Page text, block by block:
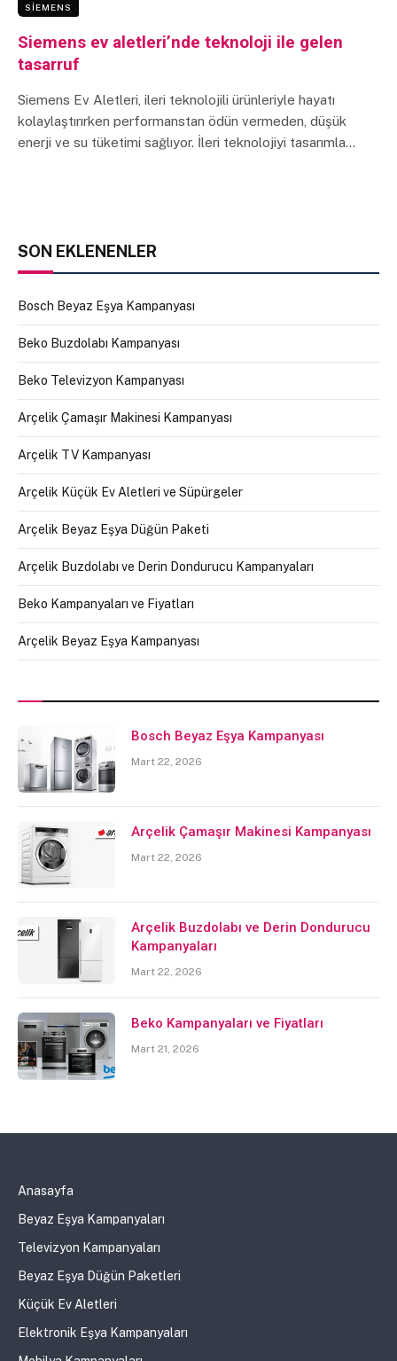
SIEMENS
Siemens ev aletleri’nde teknoloji ile gelen
tasarruf
Siemens Ev Aletleri, ileri teknolojili ürünleriyle hayatı
kolaylaştırırken performanstan ödün vermeden, düşük
enerji ve su tüketimi sağlıyor. İleri teknolojiyi tasarımla…
SON EKLENENLER
Bosch Beyaz Eşya Kampanyası
Beko Buzdolabı Kampanyası
Beko Televizyon Kampanyası
Arçelik Çamaşır Makinesi Kampanyası
Arçelik TV Kampanyası
Arçelik Küçük Ev Aletleri ve Süpürgeler
Arçelik Beyaz Eşya Düğün Paketi
Arçelik Buzdolabı ve Derin Dondurucu Kampanyaları
Beko Kampanyaları ve Fiyatları
Arçelik Beyaz Eşya Kampanyası
Bosch Beyaz Eşya Kampanyası
Mart 22, 2026
Arçelik Çamaşır Makinesi Kampanyası
Mart 22, 2026
Arçelik Buzdolabı ve Derin Dondurucu
Kampanyaları
Mart 22, 2026
Beko Kampanyaları ve Fiyatları
Mart 21, 2026
Anasayfa
Beyaz Eşya Kampanyaları
Televizyon Kampanyaları
Beyaz Eşya Düğün Paketleri
Küçük Ev Aletleri
Elektronik Eşya Kampanyaları